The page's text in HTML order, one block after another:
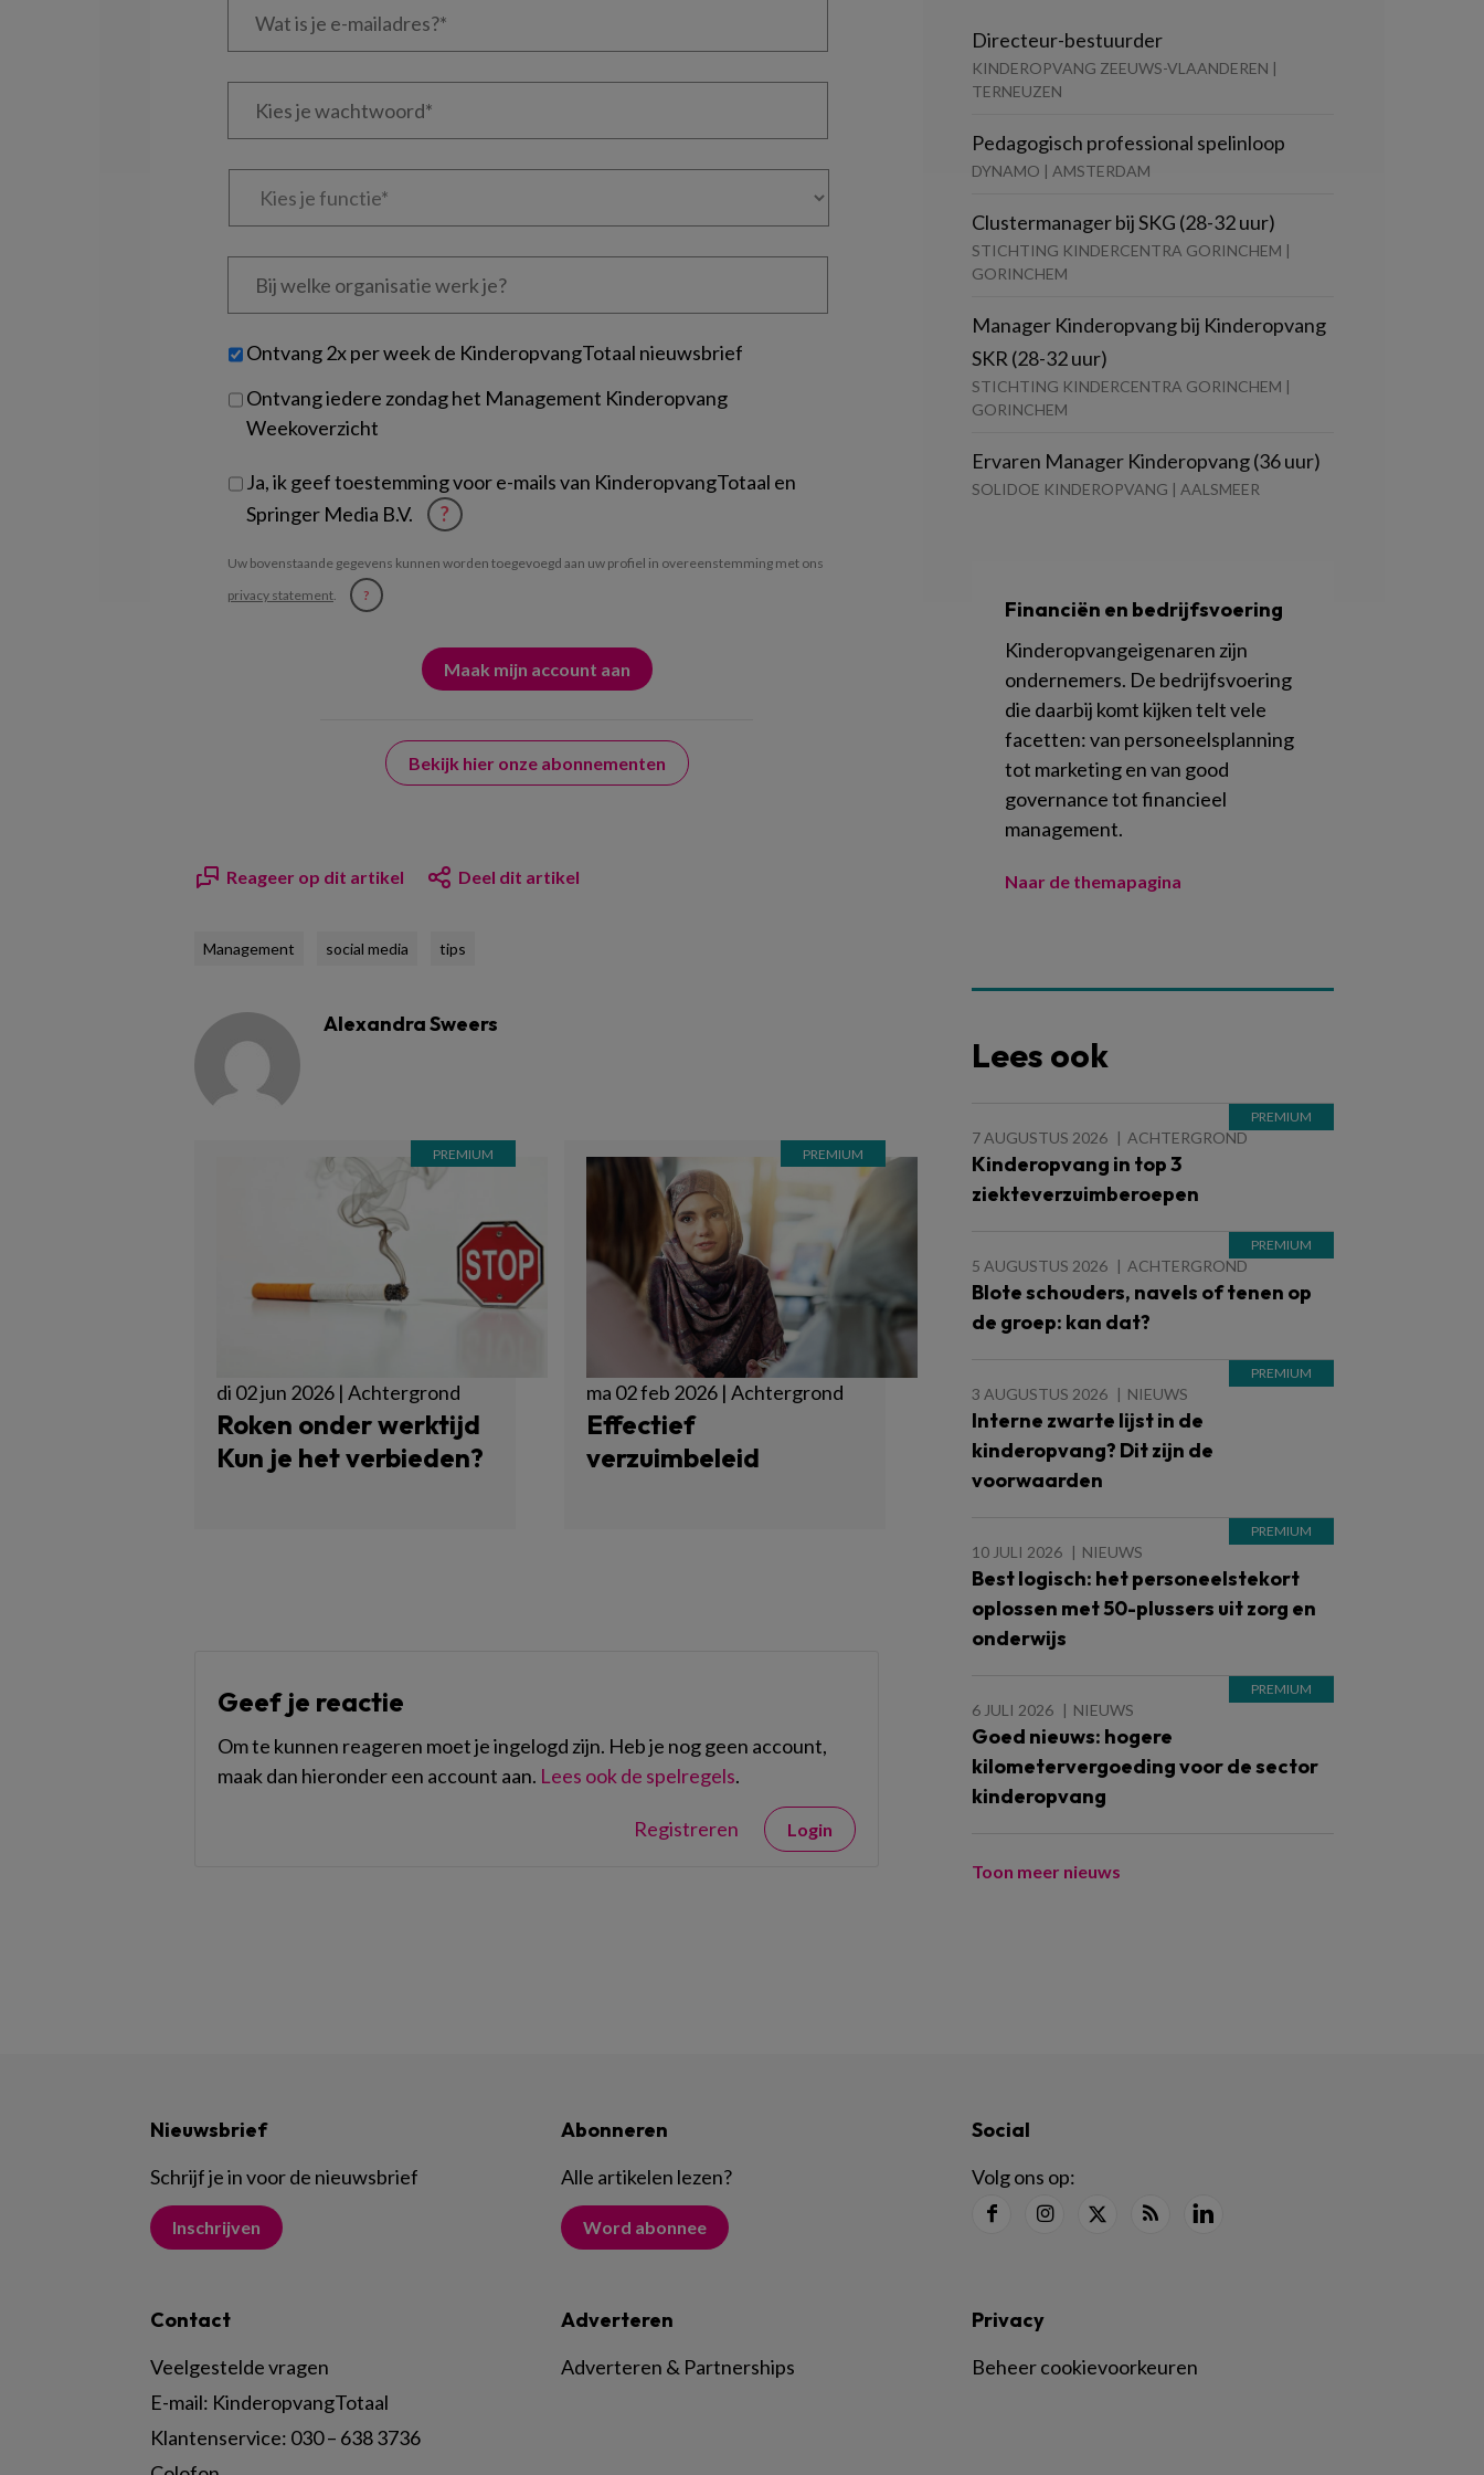
Kies
Kies
Bij
welke
je?
Untitled
Ontvang 2x per week de KinderopvangTotaal nieuwsbrief
Ontvang iedere zondag het Management Kinderopvang
Weekoverzicht
Ja, ik geef toestemming voor e-mails van KinderopvangTotaal en
Springer Media B.V.
?
Uw bovenstaande gegevens kunnen worden toegevoegd aan uw profiel in overeenstemming met ons
privacy statement. ?
Bekijk hier onze abonnementen
Reageer op dit artikel Deel dit artikel
Management social media tips
Alexandra Sweers
di 02 jun 2026 | Achtergrond
Roken onder werktijd
Kun je het verbieden?
ma 02 feb 2026 | Achtergrond
Effectief
verzuimbeleid
Geef je reactie
Om te kunnen reageren moet je ingelogd zijn. Heb je nog geen account,
maak dan hieronder een account aan. Lees ook de spelregels.
Registreren Login
Directeur-bestuurder
KINDEROPVANG ZEEUWS-VLAANDEREN |
TERNEUZEN
Pedagogisch professional spelinloop
DYNAMO | AMSTERDAM
Clustermanager bij SKG (28-32 uur)
STICHTING KINDERCENTRA GORINCHEM |
GORINCHEM
Manager Kinderopvang bij Kinderopvang
SKR (28-32 uur)
STICHTING KINDERCENTRA GORINCHEM |
GORINCHEM
Ervaren Manager Kinderopvang (36 uur)
SOLIDOE KINDEROPVANG | AALSMEER
Financiën en bedrijfsvoering
Kinderopvangeigenaren zijn
ondernemers. De bedrijfsvoering
die daarbij komt kijken telt vele
facetten: van personeelsplanning
tot marketing en van good
governance tot financieel
management.
Naar de themapagina
Lees ook
7 AUGUSTUS 2026 ACHTERGROND
Kinderopvang in top 3
ziekteverzuimberoepen
5 AUGUSTUS 2026 ACHTERGROND
Blote schouders, navels of tenen op
de groep: kan dat?
3 AUGUSTUS 2026 NIEUWS
Interne zwarte lijst in de
kinderopvang? Dit zijn de
voorwaarden
10 JULI 2026 NIEUWS
Best logisch: het personeelstekort
oplossen met 50-plussers uit zorg en
onderwijs
6 JULI 2026 NIEUWS
Goed nieuws: hogere
kilometervergoeding voor de sector
kinderopvang
Toon meer nieuws
Nieuwsbrief
Schrijf je in voor de nieuwsbrief
Inschrijven
Abonneren
Alle artikelen lezen?
Word abonnee
Social
Volg ons op:
Contact
Veelgestelde vragen
E-mail: KinderopvangTotaal
Klantenservice: 030 – 638 3736
Adverteren
Adverteren & Partnerships
Privacy
Beheer cookievoorkeuren